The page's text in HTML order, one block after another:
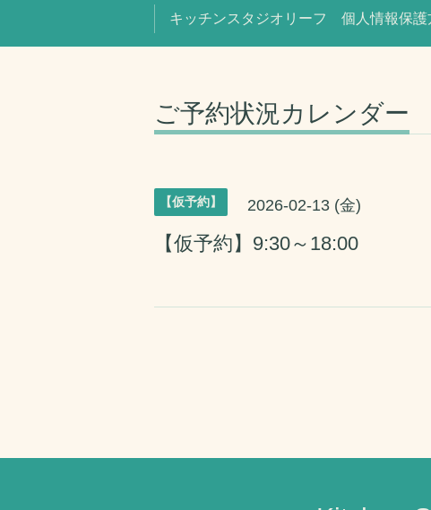
キッチンスタジオリーフ 個人情報保護
ご予約状況カレンダー
【仮予約】 2026-02-13 (金)
【仮予約】9:30～18:00